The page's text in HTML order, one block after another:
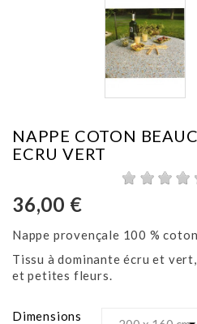
NAPPE COTON
ECRU VERT
36,00 €
Nappe provençale 100 %
Tissu à dominante écru et
et petites fleurs.
Dimensions